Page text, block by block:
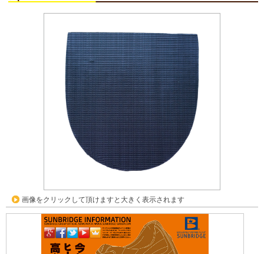
画像をクリックして頂けますと大きく表示されます